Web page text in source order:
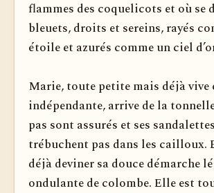
flammes des coquelicots et où se
bleuets, droits et sereins, rayés
étoile et azurés comme un ciel
Marie, toute petite mais déjà vive
indépendante, arrive de la
pas sont assurés et ses
trébuchent pas dans les cailloux.
déjà deviner sa douce démarche
ondulante de colombe. Elle est